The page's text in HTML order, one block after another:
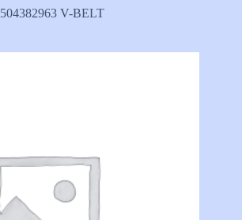
504382963 V-BELT